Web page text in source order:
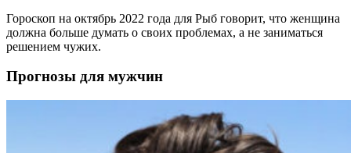
Гороскоп на октябрь 2022 года для Рыб говорит, что женщина
должна больше думать о своих проблемах, а не заниматься
решением чужих.
Прогнозы для мужчин